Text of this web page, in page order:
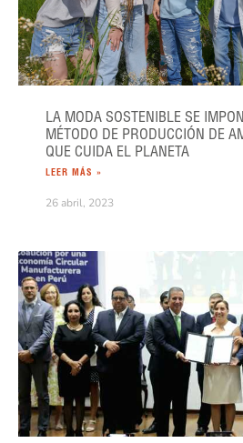
LA MODA SOSTENIBLE SE
MÉTODO DE PRODUCCIÓN DE
QUE CUIDA EL PLANETA
LEER MÁS »
26 abril, 2023